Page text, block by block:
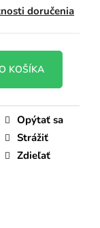
doručenia
KOŠÍKA
Opýtať sa
Strážiť
Zdieľať